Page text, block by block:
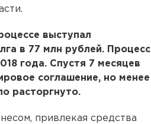
выступал
в 77 млн рублей. Процесс
года. Спустя 7 месяцев
соглашение, но менее
расторгнуто.
привлекая средства